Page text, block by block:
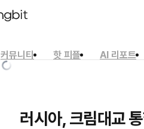
커뮤니티 핫 피플 AI 리포트
러시아, 크림대교